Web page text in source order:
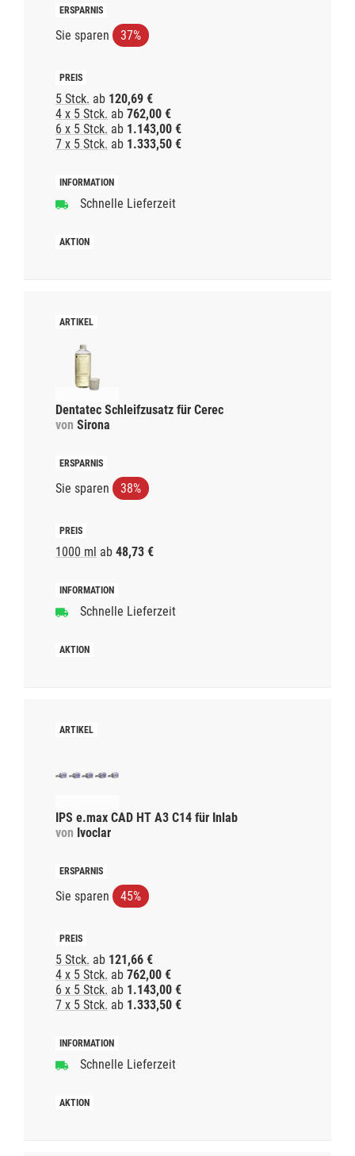
Sie sparen 37%
5 Stck. ab 120,69 €
4 x 5 Stck. ab 762,00 €
6 x 5 Stck. ab 1.143,00 €
7 x 5 Stck. ab 1.333,50 €
Schnelle Lieferzeit
Dentatec Schleifzusatz für Cerec
von Sirona
Sie sparen 38%
1000 ml ab 48,73 €
Schnelle Lieferzeit
IPS e.max CAD HT A3 C14 für Inlab
von Ivoclar
Sie sparen 45%
5 Stck. ab 121,66 €
4 x 5 Stck. ab 762,00 €
6 x 5 Stck. ab 1.143,00 €
7 x 5 Stck. ab 1.333,50 €
Schnelle Lieferzeit